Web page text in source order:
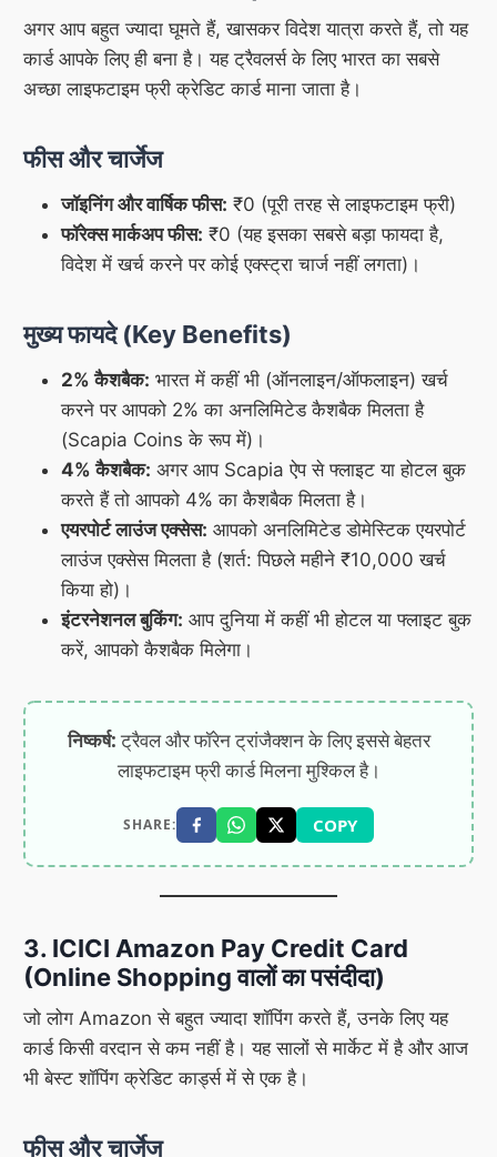
अगर आप बहुत ज्यादा घूमते हैं, खासकर विदेश यात्रा करते हैं, तो यह
कार्ड आपके लिए ही बना है। यह ट्रैवलर्स के लिए भारत का सबसे
अच्छा लाइफटाइम फ्री क्रेडिट कार्ड माना जाता है।
फीस और चार्जेज
जॉइनिंग और वार्षिक फीस: ₹0 (पूरी तरह से लाइफटाइम फ्री)
फॉरेक्स मार्कअप फीस: ₹0 (यह इसका सबसे बड़ा फायदा है,
विदेश में खर्च करने पर कोई एक्स्ट्रा चार्ज नहीं लगता)।
मुख्य फायदे (Key Benefits)
2% कैशबैक: भारत में कहीं भी (ऑनलाइन/ऑफलाइन) खर्च
करने पर आपको 2% का अनलिमिटेड कैशबैक मिलता है
(Scapia Coins के रूप में)।
4% कैशबैक: अगर आप Scapia ऐप से फ्लाइट या होटल बुक
करते हैं तो आपको 4% का कैशबैक मिलता है।
एयरपोर्ट लाउंज एक्सेस: आपको अनलिमिटेड डोमेस्टिक एयरपोर्ट
लाउंज एक्सेस मिलता है (शर्त: पिछले महीने ₹10,000 खर्च
किया हो)।
इंटरनेशनल बुकिंग: आप दुनिया में कहीं भी होटल या फ्लाइट बुक
करें, आपको कैशबैक मिलेगा।
निष्कर्ष:ट्रैवल और फॉरेन ट्रांजैक्शन के लिए इससे बेहतर
लाइफटाइम फ्री कार्ड मिलना मुश्किल है।
SHARE: COPY
3. ICICI Amazon Pay Credit Card
(Online Shopping वालों का पसंदीदा)
जो लोग Amazon से बहुत ज्यादा शॉपिंग करते हैं, उनके लिए यह
कार्ड किसी वरदान से कम नहीं है। यह सालों से मार्केट में है और आज
भी बेस्ट शॉपिंग क्रेडिट कार्ड्स में से एक है।
फीस और चार्जेज